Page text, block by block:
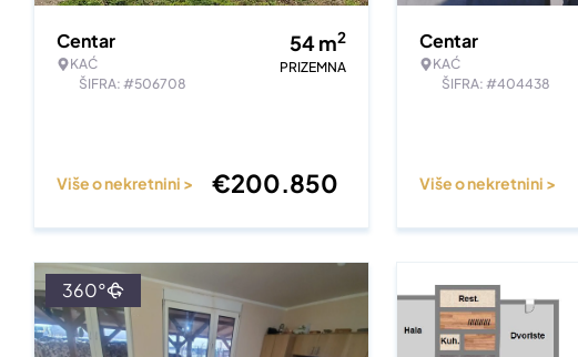
Centar
KAĆ
ŠIFRA: #506708
54m2
PRIZEMNA
Više o nekretnini > €200.850
Centar
KAĆ
ŠIFRA: #404438
Više o nekretnini >
360°